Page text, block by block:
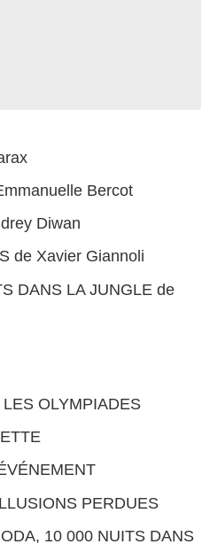
Bercot
Diwan
de Xavier Giannoli
DANS LA JUNGLE de
OLYMPIADES
PERDUES
10 000 NUITS DANS